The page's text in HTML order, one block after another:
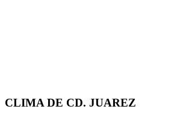
CLIMA DE CD. JUAREZ